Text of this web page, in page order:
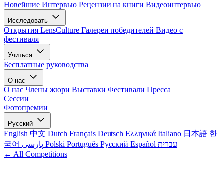
Новейшие Интервью Рецензии на книги Видеоинтервью
Исследовать
Открытия LensCulture Галереи победителей Видео с
фестиваля
Учиться
Бесплатные руководства
О нас
О нас Члены жюри Выставки Фестивали Пресса
Сессии
Фотопремии
Русский
English 中文 Dutch Français Deutsch Ελληνικά Italiano 日本語 한
국어
Polski Português Русский Español עברית
← All Competitions